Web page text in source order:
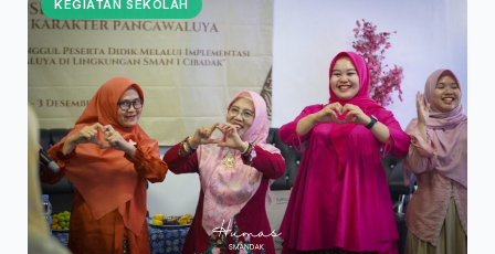
KEGIATAN SEKOLAH